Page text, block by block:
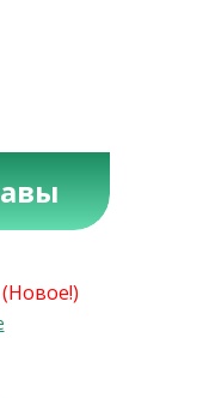
(Новое!)